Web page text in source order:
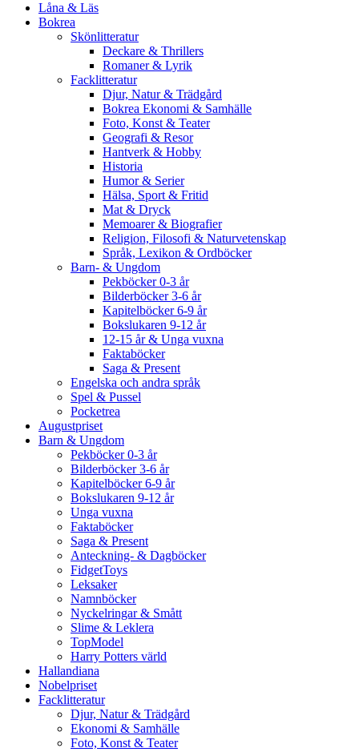
Låna & Läs
Bokrea
Skönlitteratur
Deckare & Thrillers
Romaner & Lyrik
Facklitteratur
Djur, Natur & Trädgård
Bokrea Ekonomi & Samhälle
Foto, Konst & Teater
Geografi & Resor
Hantverk & Hobby
Historia
Humor & Serier
Hälsa, Sport & Fritid
Mat & Dryck
Memoarer & Biografier
Religion, Filosofi & Naturvetenskap
Språk, Lexikon & Ordböcker
Barn- & Ungdom
Pekböcker 0-3 år
Bilderböcker 3-6 år
Kapitelböcker 6-9 år
Bokslukaren 9-12 år
12-15 år & Unga vuxna
Faktaböcker
Saga & Present
Engelska och andra språk
Spel & Pussel
Pocketrea
Augustpriset
Barn & Ungdom
Pekböcker 0-3 år
Bilderböcker 3-6 år
Kapitelböcker 6-9 år
Bokslukaren 9-12 år
Unga vuxna
Faktaböcker
Saga & Present
Anteckning- & Dagböcker
FidgetToys
Leksaker
Namnböcker
Nyckelringar & Smått
Slime & Leklera
TopModel
Harry Potters värld
Hallandiana
Nobelpriset
Facklitteratur
Djur, Natur & Trädgård
Ekonomi & Samhälle
Foto, Konst & Teater